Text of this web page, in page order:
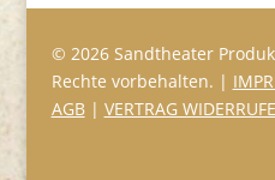
© 2026 Sandtheater
Rechte vorbehalten. |
AGB| VERTRAG